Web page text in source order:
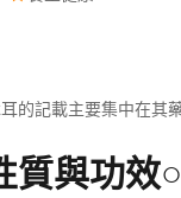
的記載主要集中在
質與功效○